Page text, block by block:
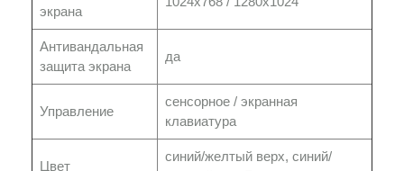
экрана
Антивандальная
защита экрана
да
Управление
сенсорное / экранная
клавиатура
Цвет
синий/желтый верх, синий/